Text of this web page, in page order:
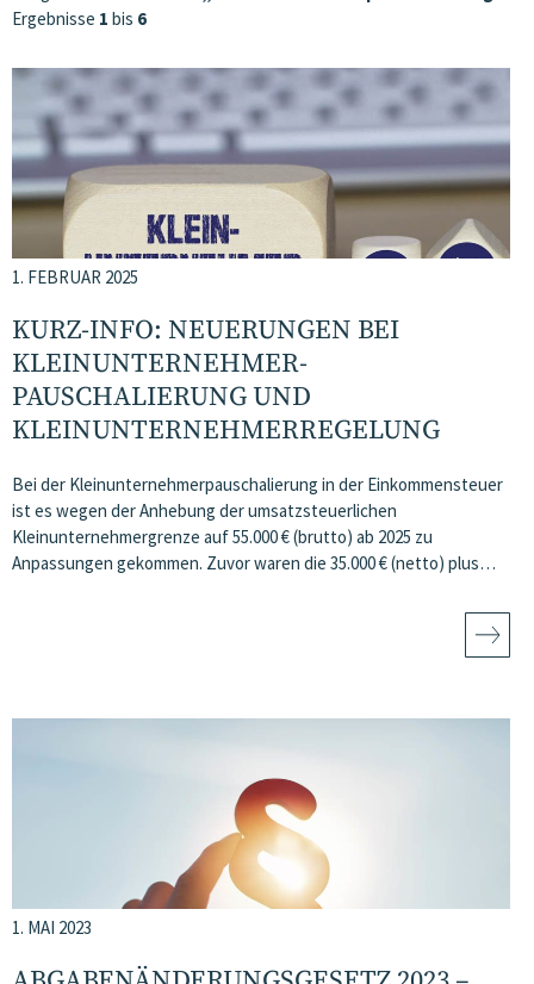
Ergebnisse 1 bis 6
1. FEBRUAR 2025
KURZ-INFO: NEUERUNGEN BEI
KLEINUNTERNEHMER­
PAUSCHALIERUNG UND
KLEINUNTERNEHMER­REGELUNG
Bei der Kleinunternehmerpauschalierung in der Einkommensteuer
ist es wegen der Anhebung der umsatzsteuerlichen
Kleinunternehmergrenze auf 55.000 € (brutto) ab 2025 zu
Anpassungen gekommen. Zuvor waren die 35.000 € (netto) plus…
1. MAI 2023